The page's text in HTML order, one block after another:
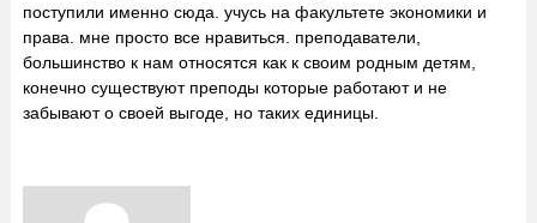
поступили именно сюда. учусь на факультете экономики и
права. мне просто все нравиться. преподаватели,
большинство к нам относятся как к своим родным детям,
конечно существуют преподы которые работают и не
забывают о своей выгоде, но таких единицы.